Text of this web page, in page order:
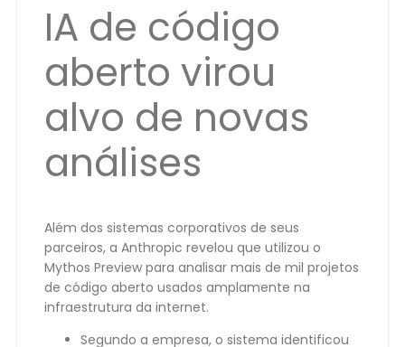
IA de código
aberto virou
alvo de novas
análises
Além dos sistemas corporativos de seus
parceiros, a Anthropic revelou que utilizou o
Mythos Preview para analisar mais de mil projetos
de código aberto usados amplamente na
infraestrutura da internet.
Segundo a empresa, o sistema identificou